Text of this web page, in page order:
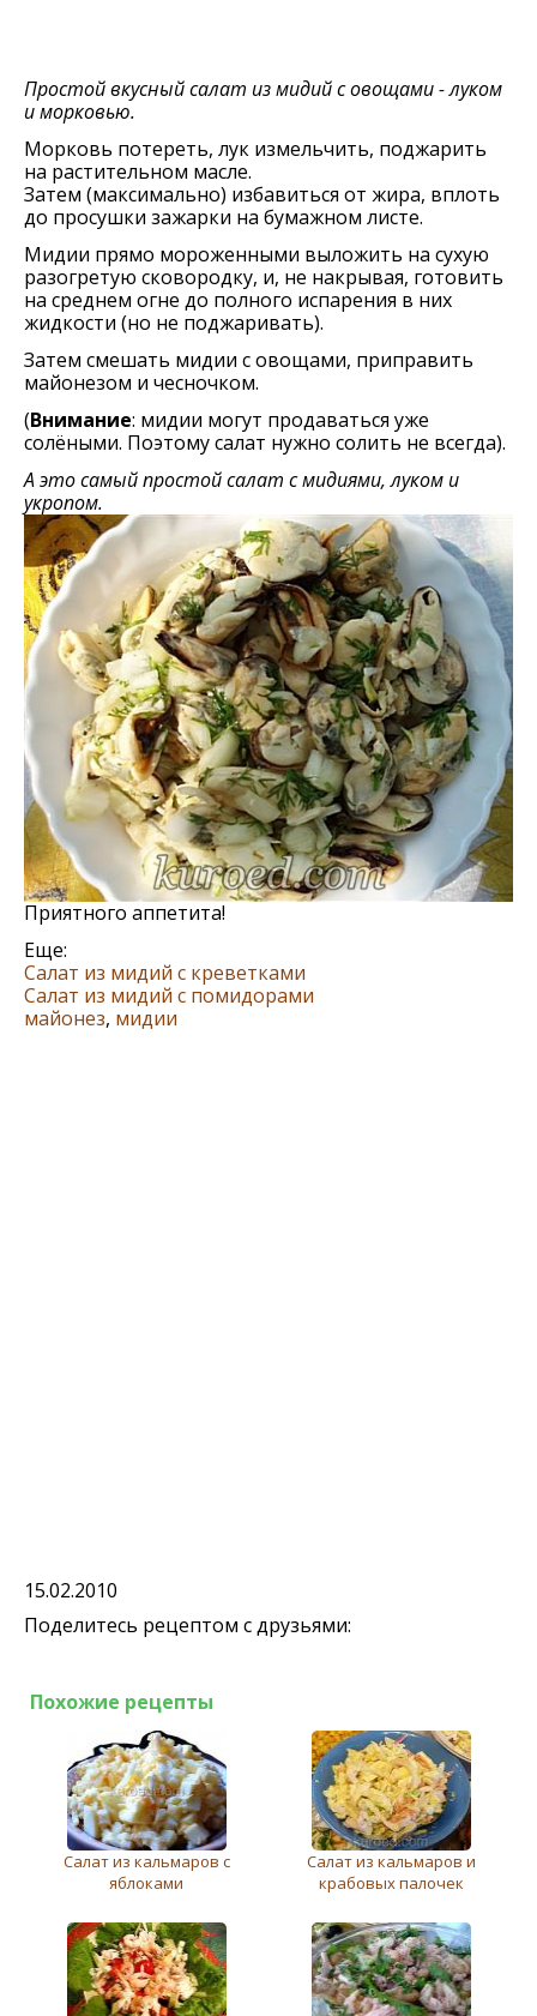
Простой вкусный салат из мидий с овощами - луком
и морковью.
Морковь потереть, лук измельчить, поджарить
на растительном масле.
Затем (максимально) избавиться от жира, вплоть
до просушки зажарки на бумажном листе.
Мидии прямо мороженными выложить на сухую
разогретую сковородку, и, не накрывая, готовить
на среднем огне до полного испарения в них
жидкости (но не поджаривать).
Затем смешать мидии с овощами, приправить
майонезом и чесночком.
(Внимание: мидии могут продаваться уже
солёными. Поэтому салат нужно солить не всегда).
А это самый простой салат с мидиями, луком и
укропом.
Приятного аппетита!
Еще:
Салат из мидий с креветками
Салат из мидий с помидорами
майонез, мидии
15.02.2010
Поделитесь рецептом с друзьями:
Похожие рецепты
Салат из кальмаров с
яблоками
Салат из кальмаров и
крабовых палочек